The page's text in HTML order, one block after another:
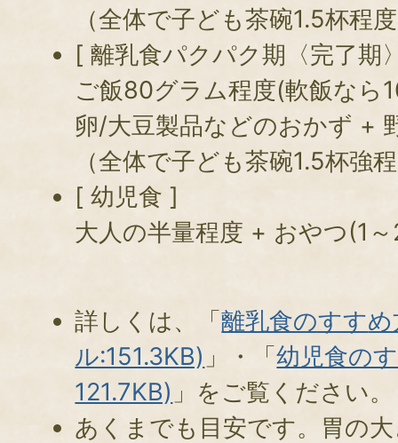
（全体で子ども茶碗1.5杯程
[ 離乳食パクパク期〈完了期
ご飯80グラム程度(軟飯なら
卵/大豆製品などのおかず +
（全体で子ども茶碗1.5杯強
[ 幼児食 ]
大人の半量程度 + おやつ(1
詳しくは、「離乳食のすす
ル:151.3KB) 」・「幼児食の
121.7KB) 」をご覧ください。
あくまでも目安です。胃の